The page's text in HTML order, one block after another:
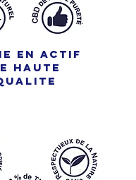
EN ACTIF
HAUTE